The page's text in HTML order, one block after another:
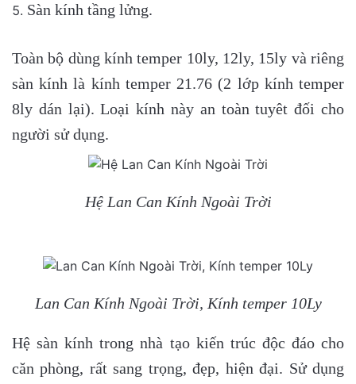
Sàn kính tầng lửng.
Toàn bộ dùng kính temper 10ly, 12ly, 15ly và riêng
sàn kính là kính temper 21.76 (2 lớp kính temper
8ly dán lại). Loại kính này an toàn tuyêt đối cho
người sử dụng.
Hệ Lan Can Kính Ngoài Trời
Lan Can Kính Ngoài Trời, Kính temper 10Ly
Hệ sàn kính trong nhà tạo kiến trúc độc đáo cho
căn phòng, rất sang trọng, đẹp, hiện đại. Sử dụng